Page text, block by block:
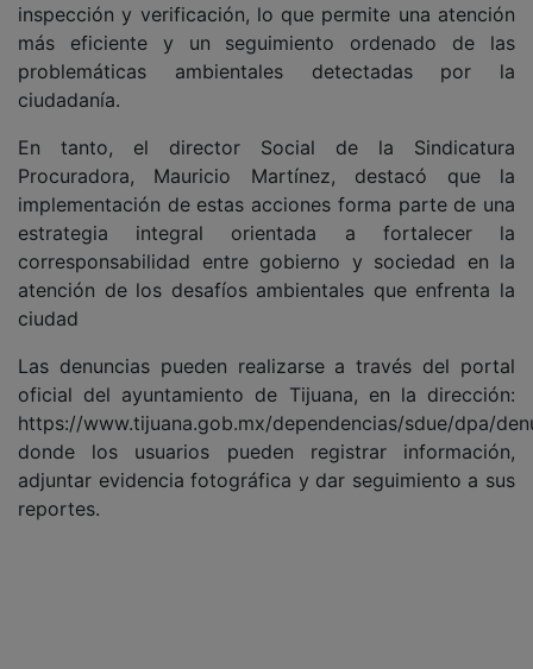
inspección y verificación, lo que permite una atención
más eficiente y un seguimiento ordenado de las
problemáticas ambientales detectadas por la
ciudadanía.
En tanto, el director Social de la Sindicatura
Procuradora, Mauricio Martínez, destacó que la
implementación de estas acciones forma parte de una
estrategia integral orientada a fortalecer la
corresponsabilidad entre gobierno y sociedad en la
atención de los desafíos ambientales que enfrenta la
ciudad
Las denuncias pueden realizarse a través del portal
oficial del ayuntamiento de Tijuana, en la dirección:
https://www.tijuana.gob.mx/dependencias/sdue/dpa/
donde los usuarios pueden registrar información,
adjuntar evidencia fotográfica y dar seguimiento a sus
reportes.